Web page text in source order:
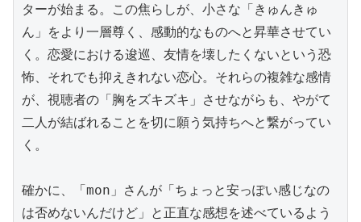
ターが始まる。この焦らしが、小さな「きゅんきゅ
ん」をより一層尊く、感動的なものへと昇華させてい
く。恋愛における逡巡、友情を壊したくないという恐
怖、それでも抑えきれない恋心。それらの複雑な感情
が、視聴者の「胸をズキズキ」させながらも、やがて
二人が結ばれることを切に願う気持ちへと繋がってい
く。
確かに、「mon」さんが「ちょっと安っぽい感じなの
は否めないんだけど」と正直な感想を述べているよう